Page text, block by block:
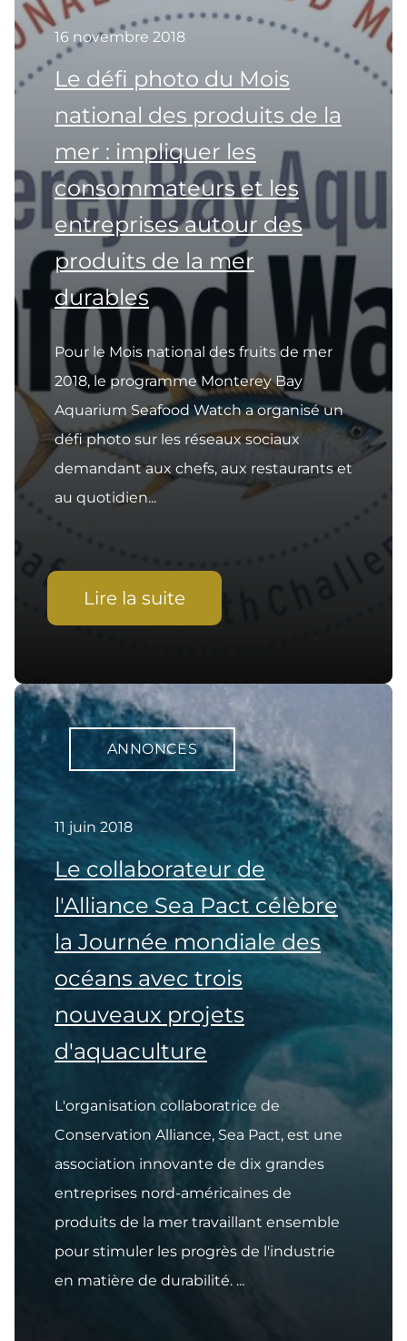
16 novembre 2018
Le défi photo du Mois
national des produits de la
mer : impliquer les
consommateurs et les
entreprises autour des
produits de la mer
durables
Pour le Mois national des fruits de mer
2018, le programme Monterey Bay
Aquarium Seafood Watch a organisé un
défi photo sur les réseaux sociaux
demandant aux chefs, aux restaurants et
au quotidien...
Lire la suite
ANNONCES
11 juin 2018
Le collaborateur de
l'Alliance Sea Pact célèbre
la Journée mondiale des
océans avec trois
nouveaux projets
d'aquaculture
L'organisation collaboratrice de
Conservation Alliance, Sea Pact, est une
association innovante de dix grandes
entreprises nord-américaines de
produits de la mer travaillant ensemble
pour stimuler les progrès de l'industrie
en matière de durabilité. ...